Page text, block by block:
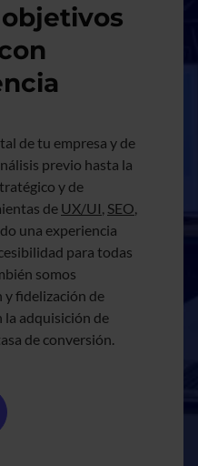
de tu empresa y de
previo hasta la
y de
de UX/UI, SEO,
una experiencia
para todas
somos
y fidelización de
la adquisición de
de conversión.